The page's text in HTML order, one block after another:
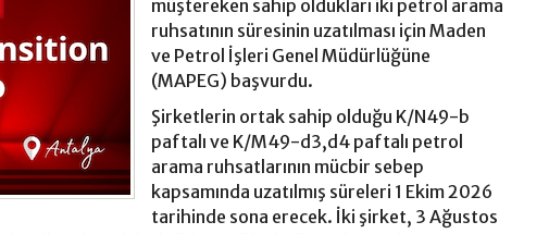
müştereken sahip oldukları iki petrol arama
ruhsatının süresinin uzatılması için Maden
ve Petrol İşleri Genel Müdürlüğüne
(MAPEG) başvurdu.
Şirketlerin ortak sahip olduğu K/N49-b
paftalı ve K/M49-d3,d4 paftalı petrol
arama ruhsatlarının mücbir sebep
kapsamında uzatılmış süreleri 1 Ekim 2026
tarihinde sona erecek. İki şirket, 3 Ağustos